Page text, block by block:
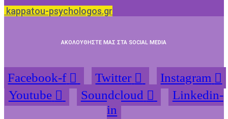
kappatou-psychologos.gr
ΑΚΟΛΟΥΘΗΣΤΕ ΜΑΣ ΣΤΑ SOCIAL MEDIA
Facebook-f Twitter
Instagram
Youtube
Soundcloud
Linkedin-
in